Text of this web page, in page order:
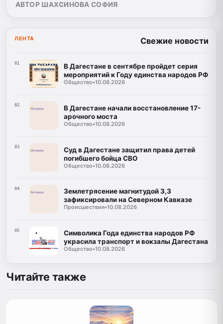
АВТОР ШАХСИНОВА СОФИЯ
ЛЕНТА Свежие новости
01
В Дагестане в сентябре пройдет серия
мероприятий к Году единства народов РФ
Общество•10.08.2026
02
В Дагестане начали восстановление 17-
арочного моста
Общество•10.08.2026
03
Суд в Дагестане защитил права детей
погибшего бойца СВО
Общество•10.08.2026
04
Землетрясение магнитудой 3,3
зафиксировали на Северном Кавказе
Происшествия•10.08.2026
05
Символика Года единства народов РФ
украсила транспорт и вокзалы Дагестана
Общество•10.08.2026
Читайте также